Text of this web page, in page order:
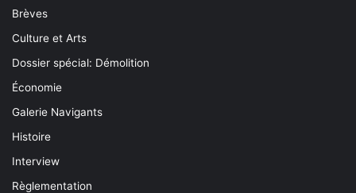
Brèves
Culture et Arts
Dossier spécial: Démolition
Économie
Galerie Navigants
Histoire
Interview
Règlementation